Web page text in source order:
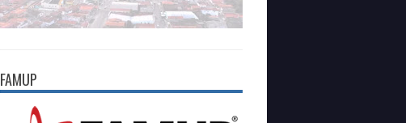
FAMUP